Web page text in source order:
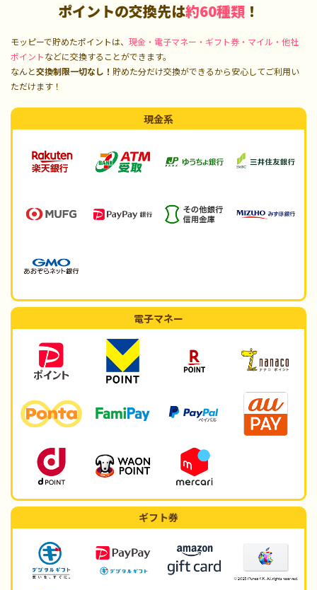
ポイントの交換先は約60種類 ！
モッピーで貯めたポイントは、 現金・電子マネー・ギフト券・マイル・他社
ポイントなどに交換することができます。
なんと交換制限一切なし！ 貯めた分だけ交換ができるから安心してご利用い
ただけます！
現金系
電子マネー
ギフト券